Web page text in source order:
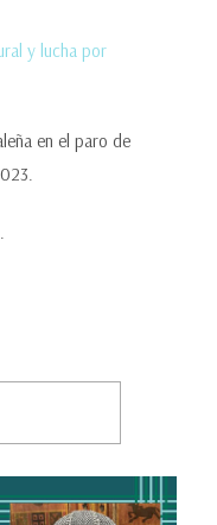
y lucha por
en el paro de